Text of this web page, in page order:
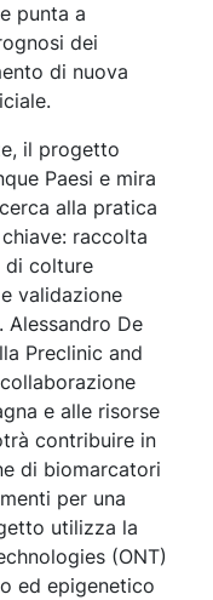
punta a
dei
di nuova
il progetto
Paesi e mira
alla pratica
raccolta
di colture
validazione
De
Preclinic and
e alle risorse
contribuire in
di biomarcatori
per una
utilizza la
(ONT)
ed epigenetico